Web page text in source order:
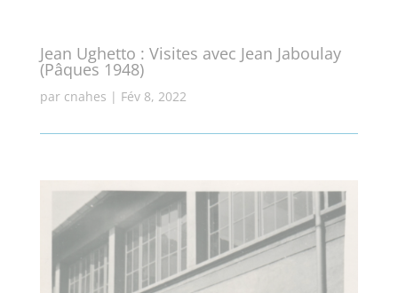
Jean Ughetto : Visites avec Jean Jaboulay
(Pâques 1948)
par cnahes | Fév 8, 2022